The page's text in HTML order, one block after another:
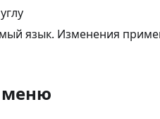
язык. Изменения
меню